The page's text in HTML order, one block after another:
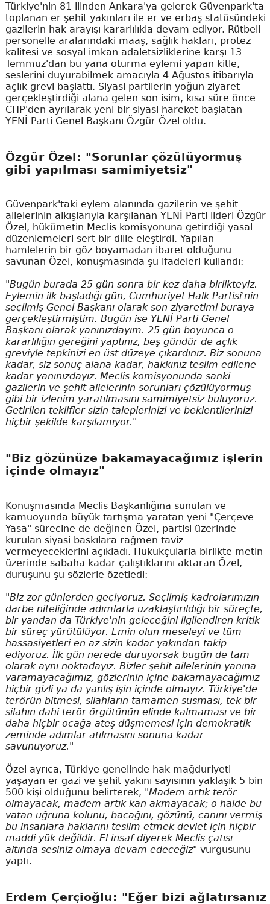
Türkiye'nin 81 ilinden Ankara'ya gelerek Güvenpark'ta
toplanan er şehit yakınları ile er ve erbaş statüsündeki
gazilerin hak arayışı kararlılıkla devam ediyor. Rütbeli
personelle aralarındaki maaş, sağlık hakları, protez
kalitesi ve sosyal imkan adaletsizliklerine karşı 13
Temmuz'dan bu yana oturma eylemi yapan kitle,
seslerini duyurabilmek amacıyla 4 Ağustos itibarıyla
açlık grevi başlattı. Siyasi partilerin yoğun ziyaret
gerçekleştirdiği alana gelen son isim, kısa süre önce
CHP'den ayrılarak yeni bir siyasi hareket başlatan
YENİ Parti Genel Başkanı Özgür Özel oldu.
Özgür Özel: "Sorunlar çözülüyormuş
gibi yapılması samimiyetsiz"
Güvenpark'taki eylem alanında gazilerin ve şehit
ailelerinin alkışlarıyla karşılanan YENİ Parti lideri Özgür
Özel, hükümetin Meclis komisyonuna getirdiği yasal
düzenlemeleri sert bir dille eleştirdi. Yapılan
hamlelerin bir göz boyamadan ibaret olduğunu
savunan Özel, konuşmasında şu ifadeleri kullandı:
"Bugün burada 25 gün sonra bir kez daha birlikteyiz.
Eylemin ilk başladığı gün, Cumhuriyet Halk Partisi'nin
seçilmiş Genel Başkanı olarak son ziyaretimi buraya
gerçekleştirmiştim. Bugün ise YENİ Parti Genel
Başkanı olarak yanınızdayım. 25 gün boyunca o
kararlılığın gereğini yaptınız, beş gündür de açlık
greviyle tepkinizi en üst düzeye çıkardınız. Biz sonuna
kadar, siz sonuç alana kadar, hakkınız teslim edilene
kadar yanınızdayız. Meclis komisyonunda sanki
gazilerin ve şehit ailelerinin sorunları çözülüyormuş
gibi bir izlenim yaratılmasını samimiyetsiz buluyoruz.
Getirilen teklifler sizin taleplerinizi ve beklentilerinizi
hiçbir şekilde karşılamıyor."
"Biz gözünüze bakamayacağımız işlerin
içinde olmayız"
Konuşmasında Meclis Başkanlığına sunulan ve
kamuoyunda büyük tartışma yaratan yeni "Çerçeve
Yasa" sürecine de değinen Özel, partisi üzerinde
kurulan siyasi baskılara rağmen taviz
vermeyeceklerini açıkladı. Hukukçularla birlikte metin
üzerinde sabaha kadar çalıştıklarını aktaran Özel,
duruşunu şu sözlerle özetledi:
"Biz zor günlerden geçiyoruz. Seçilmiş kadrolarımızın
darbe niteliğinde adımlarla uzaklaştırıldığı bir süreçte,
bir yandan da Türkiye'nin geleceğini ilgilendiren kritik
bir süreç yürütülüyor. Emin olun meseleyi ve tüm
hassasiyetleri en az sizin kadar yakından takip
ediyoruz. İlk gün nerede duruyorsak bugün de tam
olarak aynı noktadayız. Bizler şehit ailelerinin yanına
varamayacağımız, gözlerinin içine bakamayacağımız
hiçbir gizli ya da yanlış işin içinde olmayız. Türkiye'de
terörün bitmesi, silahların tamamen susması, tek bir
silahın dahi terör örgütünün elinde kalmaması ve bir
daha hiçbir ocağa ateş düşmemesi için demokratik
zeminde adımlar atılmasını sonuna kadar
savunuyoruz."
Özel ayrıca, Türkiye genelinde hak mağduriyeti
yaşayan er gazi ve şehit yakını sayısının yaklaşık 5 bin
500 kişi olduğunu belirterek, "Madem artık terör
olmayacak, madem artık kan akmayacak; o halde bu
vatan uğruna kolunu, bacağını, gözünü, canını vermiş
bu insanlara haklarını teslim etmek devlet için hiçbir
maddi yük değildir. El insaf diyerek Meclis çatısı
altında sesiniz olmaya devam edeceğiz" vurgusunu
yaptı.
Erdem Çerçioğlu: "Eğer bizi ağlatırsanız